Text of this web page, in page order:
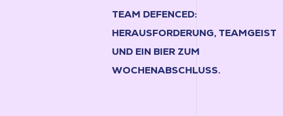
TEAM DEFENCED:
HERAUSFORDERUNG, TEAMGEIST
UND EIN BIER ZUM
WOCHENABSCHLUSS.